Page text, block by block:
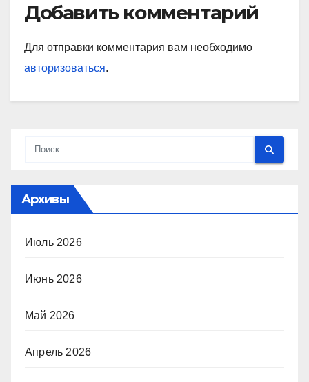
Добавить комментарий
Для отправки комментария вам необходимо
авторизоваться.
Архивы
Июль 2026
Июнь 2026
Май 2026
Апрель 2026